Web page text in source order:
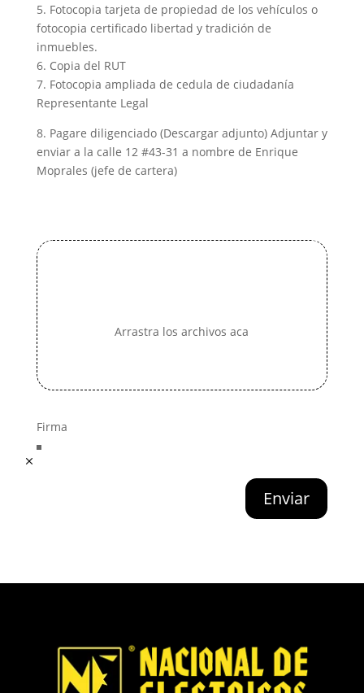
5. Fotocopia tarjeta de propiedad de los vehículos o
fotocopia certificado libertad y tradición de
inmuebles.
6. Copia del RUT
7. Fotocopia ampliada de cedula de ciudadanía
Representante Legal
8. Pagare diligenciado (Descargar adjunto) Adjuntar y
enviar a la calle 12 #43-31 a nombre de Enrique
Moprales (jefe de cartera)
Arrastra los archivos aca
Firma
Enviar